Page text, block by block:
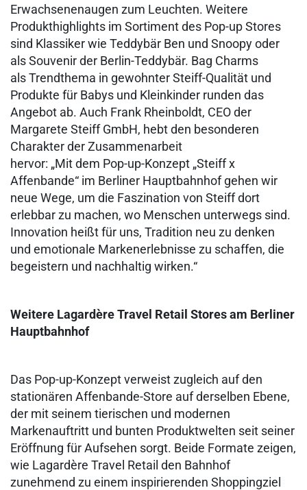
Erwachsenenaugen zum Leuchten. Weitere
Produkthighlights im Sortiment des Pop-up Stores
sind Klassiker wie Teddybär Ben und Snoopy oder
als Souvenir der Berlin-Teddybär. Bag Charms
als Trendthema in gewohnter Steiff-Qualität und
Produkte für Babys und Kleinkinder runden das
Angebot ab. Auch Frank Rheinboldt, CEO der
Margarete Steiff GmbH, hebt den besonderen
Charakter der Zusammenarbeit
hervor: „Mit dem Pop-up-Konzept „Steiff x
Affenbande“ im Berliner Hauptbahnhof gehen wir
neue Wege, um die Faszination von Steiff dort
erlebbar zu machen, wo Menschen unterwegs sind.
Innovation heißt für uns, Tradition neu zu denken
und emotionale Markenerlebnisse zu schaffen, die
begeistern und nachhaltig wirken.“
Weitere Lagardère Travel Retail Stores am Berliner
Hauptbahnhof
Das Pop-up-Konzept verweist zugleich auf den
stationären Affenbande-Store auf derselben Ebene,
der mit seinem tierischen und modernen
Markenauftritt und bunten Produktwelten seit seiner
Eröffnung für Aufsehen sorgt. Beide Formate zeigen,
wie Lagardère Travel Retail den Bahnhof
zunehmend zu einem inspirierenden Shoppingziel